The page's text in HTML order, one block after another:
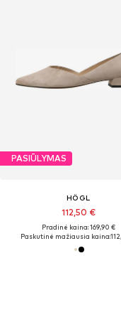
PASIŪLYMAS
HÖGL
112,50 €
Pradinė kaina: 169,90 €
Paskutinė mažiausia kaina: